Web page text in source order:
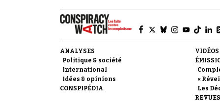
ANALYSES
Politique & société
International
Idées & opinions
CONSPIPÉDIA
VIDÉOS
«
Les